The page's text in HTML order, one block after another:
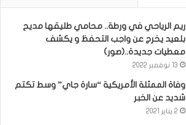
ريم الرياحي في ورطة.. محامي طليقها مديح
بلعيد يخرج عن واجب التحفظ و يكشف
معطيات جديدة..(صور)
13 نوفمبر 2022
وفاة الممثلة الأمريكية “سارة جاي” وسط تكتم
شديد عن الخبر
2 يناير 2021